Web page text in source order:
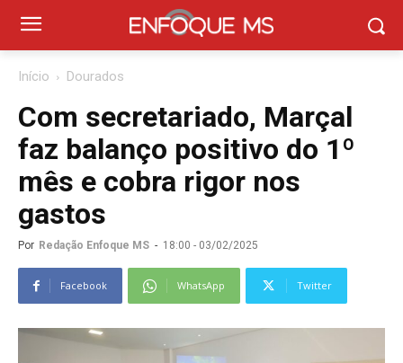
Início Dourados
Com secretariado, Marçal
faz balanço positivo do 1º
mês e cobra rigor nos
gastos
Por Redação Enfoque MS - 18:00 - 03/02/2025
Facebook WhatsApp Twitter